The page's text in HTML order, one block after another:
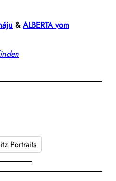
&ALBERTA vom
Portraits